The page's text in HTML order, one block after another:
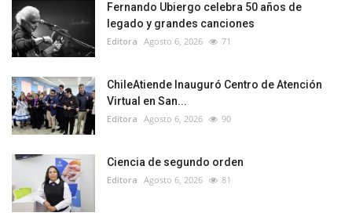
Fernando Ubiergo celebra 50 años de
legado y grandes canciones
Editora Agosto 6, 2026 71
ChileAtiende Inauguró Centro de Atención
Virtual en San...
Editora Agosto 6, 2026 90
Ciencia de segundo orden
Editora Agosto 6, 2026 81